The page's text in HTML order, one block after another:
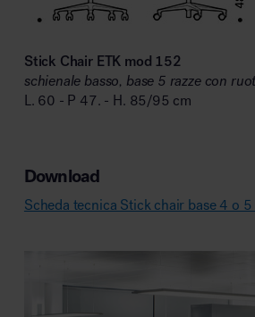
Stick Chair ETK mod 152
schienale basso, base 5 razze con
L. 60 - P 47. - H. 85/95 cm
Download
Scheda tecnica Stick chair base 4 o 5